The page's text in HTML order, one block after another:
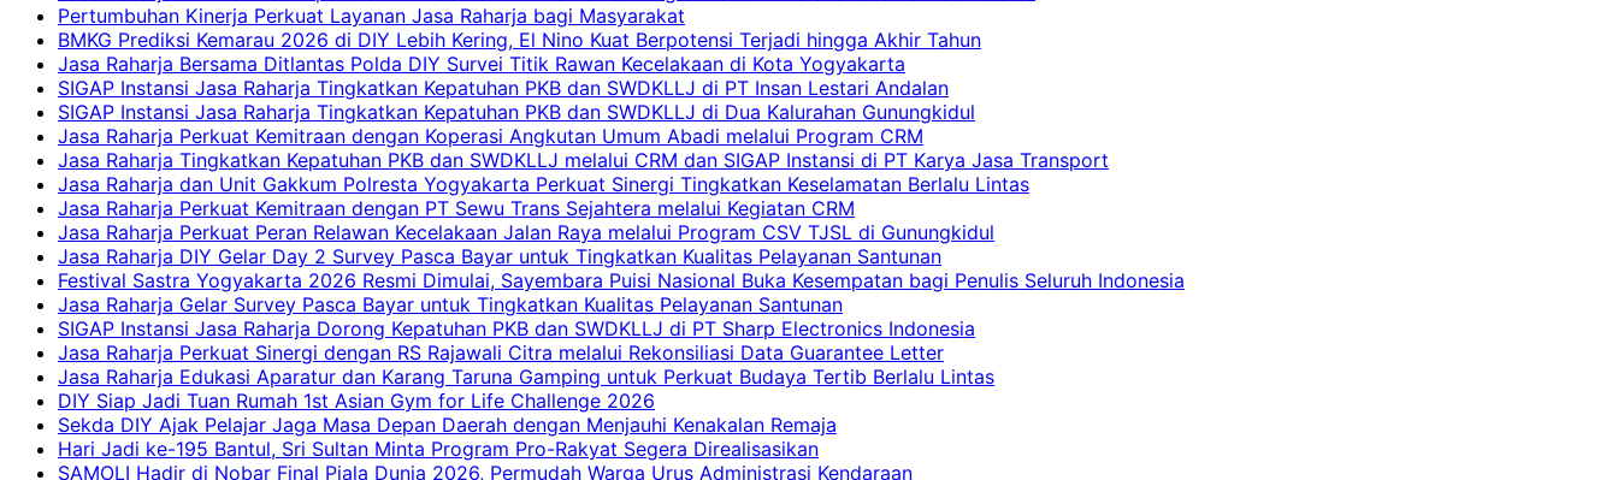
Pertumbuhan Kinerja Perkuat Layanan Jasa Raharja bagi Masyarakat
BMKG Prediksi Kemarau 2026 di DIY Lebih Kering, El Nino Kuat Berpotensi Terjadi hingga Akhir Tahun
Jasa Raharja Bersama Ditlantas Polda DIY Survei Titik Rawan Kecelakaan di Kota Yogyakarta
SIGAP Instansi Jasa Raharja Tingkatkan Kepatuhan PKB dan SWDKLLJ di PT Insan Lestari Andalan
SIGAP Instansi Jasa Raharja Tingkatkan Kepatuhan PKB dan SWDKLLJ di Dua Kalurahan Gunungkidul
Jasa Raharja Perkuat Kemitraan dengan Koperasi Angkutan Umum Abadi melalui Program CRM
Jasa Raharja Tingkatkan Kepatuhan PKB dan SWDKLLJ melalui CRM dan SIGAP Instansi di PT Karya Jasa Transport
Jasa Raharja dan Unit Gakkum Polresta Yogyakarta Perkuat Sinergi Tingkatkan Keselamatan Berlalu Lintas
Jasa Raharja Perkuat Kemitraan dengan PT Sewu Trans Sejahtera melalui Kegiatan CRM
Jasa Raharja Perkuat Peran Relawan Kecelakaan Jalan Raya melalui Program CSV TJSL di Gunungkidul
Jasa Raharja DIY Gelar Day 2 Survey Pasca Bayar untuk Tingkatkan Kualitas Pelayanan Santunan
Festival Sastra Yogyakarta 2026 Resmi Dimulai, Sayembara Puisi Nasional Buka Kesempatan bagi Penulis Seluruh Indonesia
Jasa Raharja Gelar Survey Pasca Bayar untuk Tingkatkan Kualitas Pelayanan Santunan
SIGAP Instansi Jasa Raharja Dorong Kepatuhan PKB dan SWDKLLJ di PT Sharp Electronics Indonesia
Jasa Raharja Perkuat Sinergi dengan RS Rajawali Citra melalui Rekonsiliasi Data Guarantee Letter
Jasa Raharja Edukasi Aparatur dan Karang Taruna Gamping untuk Perkuat Budaya Tertib Berlalu Lintas
DIY Siap Jadi Tuan Rumah 1st Asian Gym for Life Challenge 2026
Sekda DIY Ajak Pelajar Jaga Masa Depan Daerah dengan Menjauhi Kenakalan Remaja
Hari Jadi ke-195 Bantul, Sri Sultan Minta Program Pro-Rakyat Segera Direalisasikan
SAMOLI Hadir di Nobar Final Piala Dunia 2026, Permudah Warga Urus Administrasi Kendaraan